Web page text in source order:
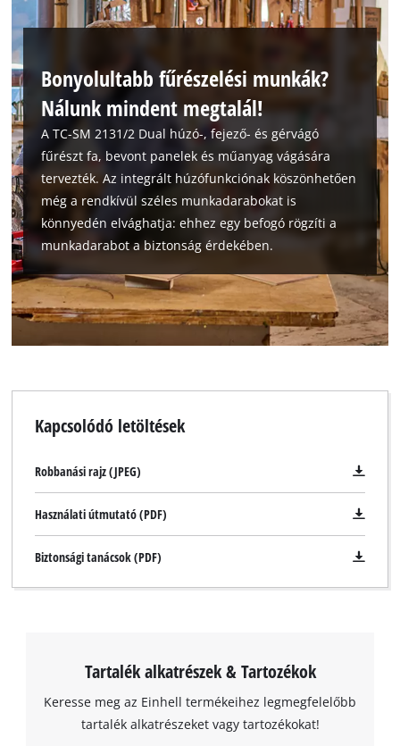
Bonyolultabb fűrészelési munkák?
Nálunk mindent megtalál!
A TC-SM 2131/2 Dual húzó-, fejező- és gérvágó
fűrészt fa, bevont panelek és műanyag vágására
tervezték. Az integrált húzófunkciónak köszönhetően
még a rendkívül széles munkadarabokat is
könnyedén elvághatja: ehhez egy befogó rögzíti a
munkadarabot a biztonság érdekében.
Kapcsolódó letöltések
Robbanási rajz (JPEG)
Használati útmutató (PDF)
Biztonsági tanácsok (PDF)
Tartalék alkatrészek & Tartozékok
Keresse meg az Einhell termékeihez legmegfelelőbb
tartalék alkatrészeket vagy tartozékokat!